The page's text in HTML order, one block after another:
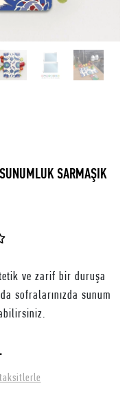
SARMAŞIK
ve zarif bir duruşa
sofralarınızda sunum